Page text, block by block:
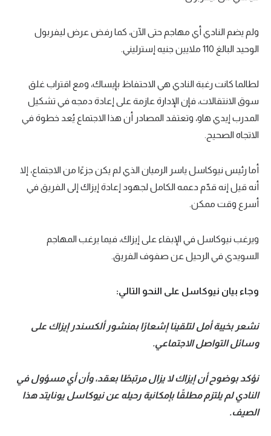
في المونديال
أمريكا
ركن الألعاب
أقسام خاصة
Gamers
تحقيق في الجول
تحليل في الجول
حكايات في الجول
كويز في الجول
فيديو في الجول
ولم يضم النادي أي مهاجم حتى الآن، كما رفض عرض ليفربول
الوحيد البالغ 110 ملايين جنيه إسترليني.
لطالما كانت رغبة النادي هي الاحتفاظ بإيساك، ومع اقتراب غلق
سوق الانتقالات، فإن الإدارة عازمة على إعادة دمجه في تشكيل
المدرب إيدي هاو، وتعتقد المصادر أن هذا الاجتماع يُعد خطوة في
الاتجاه الصحيح.
أما رئيس نيوكاسل ياسر الرميان الذي لم يكن جزءًا من الاجتماع، إلا
أنه قيل إنه قدّم دعمه الكامل لجهود إعادة إيزاك إلى الفريق في
أسرع وقت ممكن.
ويرغب نيوكاسل في الإبقاء على إيزاك، فيما يرغب المهاجم
السويدي في الرحيل عن صفوف الفريق.
وجاء بيان نيوكاسل على النحو التالي:
نشعر بخيبة أمل لتلقينا إشعارًا بمنشور ألكسندر إيزاك على
وسائل التواصل الاجتماعي.
نؤكد بوضوح أن إيزاك لا يزال مرتبطًا بعقد، وأن أي مسؤول في
النادي لم يلتزم مطلقًا بإمكانية رحيله عن نيوكاسل يونايتد هذا
الصيف.